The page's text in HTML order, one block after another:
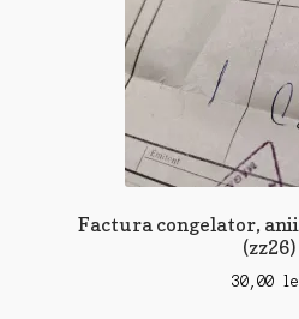
Factura congelator,
(zz26)
30,00